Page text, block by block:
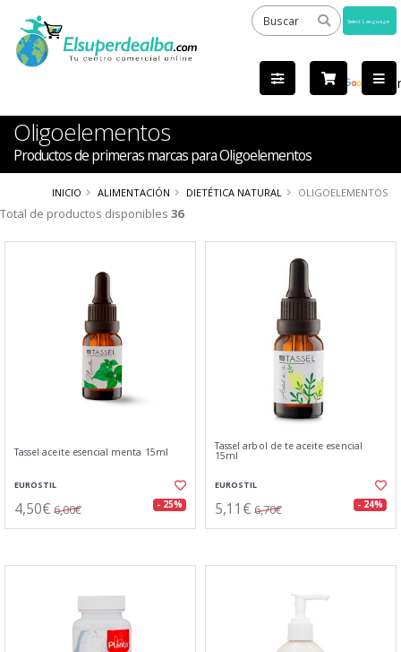
by
Oligoelementos
Productos de primeras marcas para Oligoelementos
INICIO ALIMENTACIÓN DIETÉTICA NATURAL OLIGOELEMENTOS
Total de productos disponibles 36
Tassel aceite esencial menta 15ml
EUROSTIL
4,50€ 6,00€ - 25%
Tassel arbol de te aceite esencial
15ml
EUROSTIL
5,11€ 6,70€ - 24%